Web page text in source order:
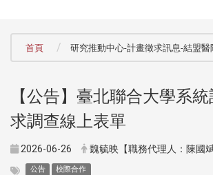
首頁 研究推動中心-計畫徵求訊息-結盟醫
【公告】臺北聯合大學系
求調查線上表單
2026-06-26 魏毓映【職務代理人：陳國斌
公告 校際合作